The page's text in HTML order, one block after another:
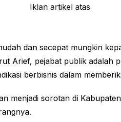
dan secepat mungkin
Arief, pejabat publik adalah
berbisnis dalam
menjadi sorotan di